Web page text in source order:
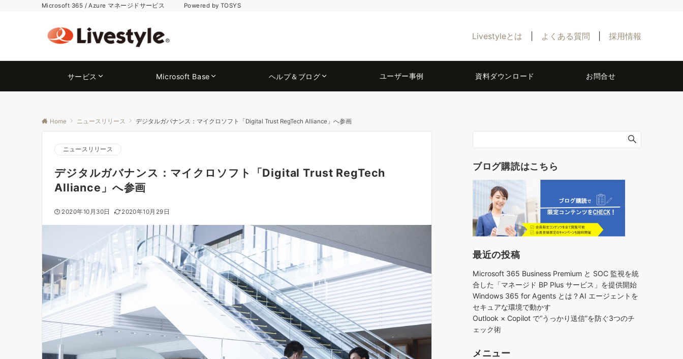
Microsoft 365 / Azure マネージドサービス Powered by TOSYS
Livestyleとは よくある質問 採用情報
サービス Microsoft Base ヘルプ＆ブログ ユーザー事例 資料ダウンロード お問合せ
Home ニュースリリース デジタルガバナンス：マイクロソフト「Digital Trust RegTech Alliance」へ参画
ニュースリリース
デジタルガバナンス：マイクロソフト「Digital Trust RegTech
Alliance」へ参画
2020年10月30日 2020年10月29日
ブログ購読はこちら
最近の投稿
Microsoft 365 Business Premium と SOC 監視を統
合した「マネージド BP Plus サービス」を提供開始
Windows 365 for Agents とは？AI エージェントを
セキュアな環境で動かす
Outlook × Copilot で“うっかり送信”を防ぐ3つのチ
ェック術​
メニュー